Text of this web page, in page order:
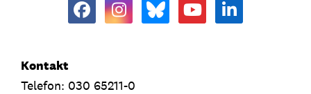
Kontakt
Telefon: 030 65211-0